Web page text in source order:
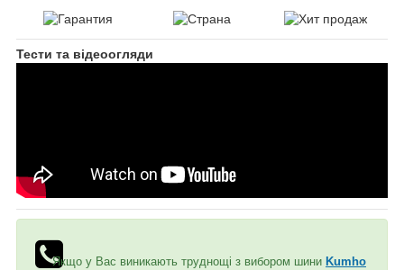
Тести та відеоогляди
Якщо у Вас виникають труднощі з вибором шини Kumho